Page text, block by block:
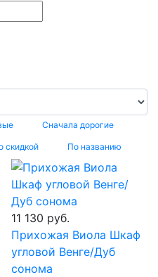
Сначала дорогие
скидкой По названию
11 130 руб.
Прихожая Виола Шкаф
угловой Венге/Дуб
сонома